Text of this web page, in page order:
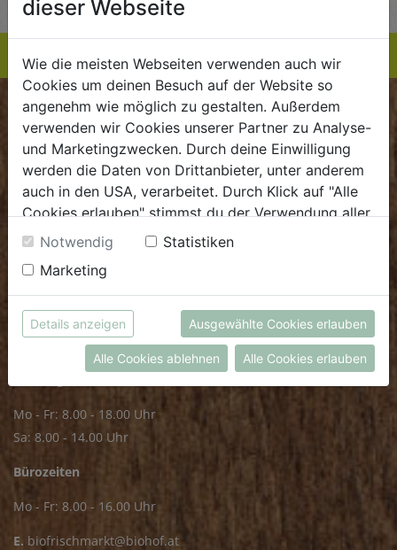
BIOKISTE
Kundenservice
Mo - Do: 8.00 - 16.00 Uhr
Fr: 8.00 - 15.00 Uhr
.dieBiokiste@biohof.at
.+43 7272 2597
FRISCHMARKT
Mo - Fr: 8.00 - 18.00 Uhr
Sa: 8.00 - 14.00 Uhr
Bürozeiten
Mo - Fr: 8.00 - 16.00 Uhr
E. biofrischmarkt@biohof.at
dieser Webseite
Wie die meisten Webseiten verwenden auch wir
Cookies um deinen Besuch auf der Website so
angenehm wie möglich zu gestalten. Außerdem
verwenden wir Cookies unserer Partner zu Analyse-
und Marketingzwecken. Durch deine Einwilligung
werden die Daten von Drittanbieter, unter anderem
auch in den USA, verarbeitet. Durch Klick auf "Alle
Cookies erlauben" stimmst du der Verwendung aller
Cookies zu. Unter "Details anzeigen" findest du alle
Infos zu den unterschiedlichen Cookies, du kannst
auch entscheiden, welche Cookies du erlauben
möchtest.
Weitere Informationen findest du in unserer
Datenschutzerklärung
bzw. imImpressum
Notwendig
Statistiken
Marketing
Details anzeigen Ausgewählte Cookies erlauben
Alle Cookies ablehnen Alle Cookies erlauben